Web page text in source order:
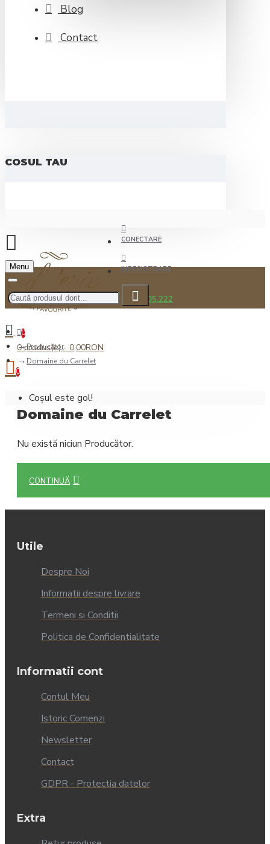
Blog
Contact
COSUL TAU
CONECTARE
INREGISTRARE
0722.505.222
Menu
0
0 produs(e) - 0,00RON
0
Coșul este gol!
Producător
Domaine du Carrelet
Domaine du Carrelet
Nu există niciun Producător.
CONTINUĂ
Utile
Despre Noi
Informatii despre livrare
Termeni si Conditii
Politica de Confidentialitate
Informatii cont
Contul Meu
Istoric Comenzi
Newsletter
Contact
GDPR - Protectia datelor
Extra